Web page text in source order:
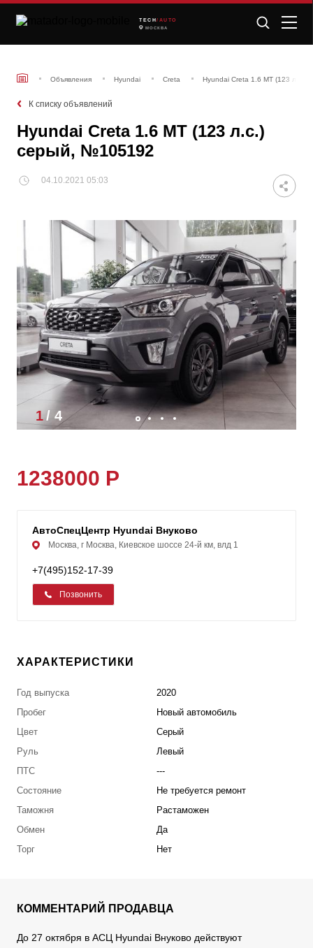
TECH /AUTO
МОСКВА
Объявления Hyundai Creta Hyundai Creta 1.6 MT (123 л.с.)
К списку объявлений
Hyundai Creta 1.6 MT (123 л.с.)
серый, №105192
04.10.2021 05:03
1/ 4
1238000 Р
АвтоСпецЦентр Hyundai Внуково
Москва, г Москва, Киевское шоссе 24-й км, влд 1
+7(495)152-17-39
Позвонить
ХАРАКТЕРИСТИКИ
Год выпуска
2020
Пробег
Новый автомобиль
Цвет
Серый
Руль
Левый
ПТС
---
Состояние
Не требуется ремонт
Таможня
Растаможен
Обмен
Да
Торг
Нет
КОММЕНТАРИЙ ПРОДАВЦА
До 27 октября в АСЦ Hyundai Внуково действуют